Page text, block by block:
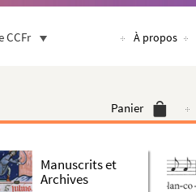
CCFr À propos
Panier
Manuscrits et
Archives